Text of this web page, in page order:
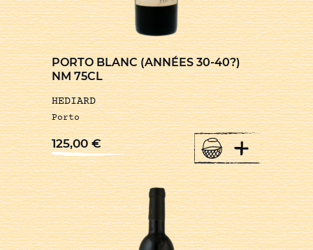
PORTO BLANC (ANNÉES 30-40?)
NM 75CL
HEDIARD
Porto
125,00€ +